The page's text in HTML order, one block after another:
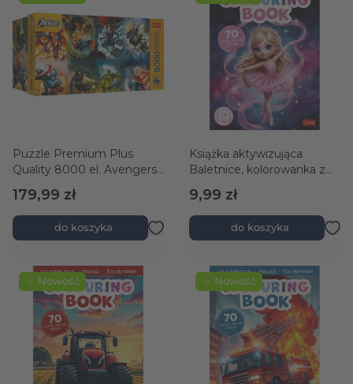
Puzzle Premium Plus
Quality 8000 el. Avengers:
Legends in Action
179,99 zł
do koszyka
Książka aktywizująca
Baletnice, kolorowanka z
naklejkami
9,99 zł
do koszyka
☆ Nowość ☆ Nowość